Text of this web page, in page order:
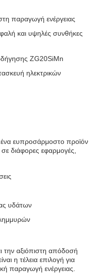
παραγωγή ενέργειας
και υψηλές συνθήκες
ZG20SiMn
ηλεκτρικών
ευπροσάρμοστο προϊόν
διάφορες εφαρμογές,
υδάτων
αξιόπιστη απόδοσή
η τέλεια επιλογή για
παραγωγή ενέργειας.